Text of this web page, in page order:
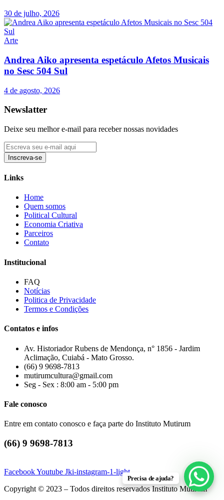
30 de julho, 2026
Arte
Andrea Aiko apresenta espetáculo Afetos Musicais
no Sesc 504 Sul
4 de agosto, 2026
Newslatter
Deixe seu melhor e-mail para receber nossas novidades
Inscreva-se
Links
Home
Quem somos
Political Cultural
Economia Criativa
Parceiros
Contato
Institucional
FAQ
Notícias
Politica de Privacidade
Termos e Condições
Contatos e infos
Av. Historiador Rubens de Mendonça, n° 1856 - Jardim
Aclimação, Cuiabá - Mato Grosso.
(66) 9 9698-7813
mutirumcultura@gmail.com
Seg - Sex : 8:00 am - 5:00 pm
Fale conosco
Entre em contato conosco e faça parte do Instituto Mutirum
(66) 9 9698-7813
FacebookYoutube Jki-instagram-1-light
Copyright © 2023 – Todos direitos reservados Instituto Mutirum
Precisa de ajuda?